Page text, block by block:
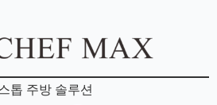
톱 주방 솔루션